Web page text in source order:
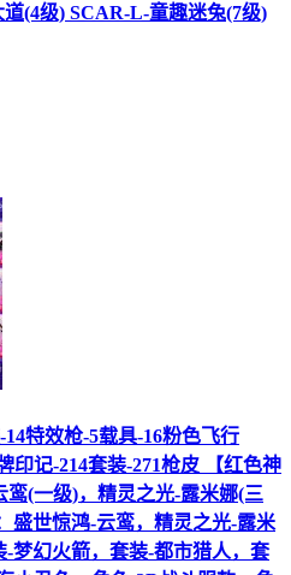
(4级) SCAR-L-童趣迷兔(7级)
特效枪-5载具-16粉色飞行
印记-214套装-271枪皮 【红色神
鸾(一级)，精灵之光-露米娜(三
盛世惊鸿-云鸾，精灵之光-露米
梦幻火箭，套装-都市猎人，套